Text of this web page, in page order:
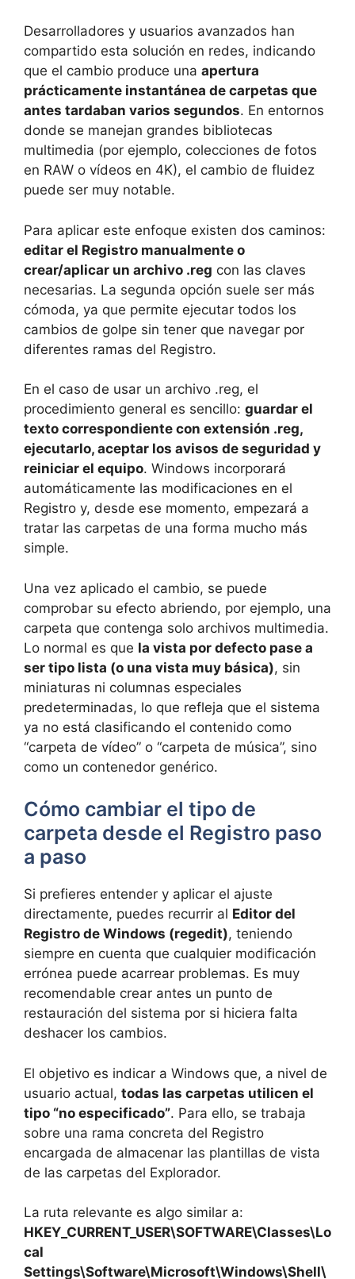
Desarrolladores y usuarios avanzados han
compartido esta solución en redes, indicando
que el cambio produce una apertura
prácticamente instantánea de carpetas que
antes tardaban varios segundos. En entornos
donde se manejan grandes bibliotecas
multimedia (por ejemplo, colecciones de fotos
en RAW o vídeos en 4K), el cambio de fluidez
puede ser muy notable.
Para aplicar este enfoque existen dos caminos:
editar el Registro manualmente o
crear/aplicar un archivo .reg con las claves
necesarias. La segunda opción suele ser más
cómoda, ya que permite ejecutar todos los
cambios de golpe sin tener que navegar por
diferentes ramas del Registro.
En el caso de usar un archivo .reg, el
procedimiento general es sencillo: guardar el
texto correspondiente con extensión .reg,
ejecutarlo, aceptar los avisos de seguridad y
reiniciar el equipo. Windows incorporará
automáticamente las modificaciones en el
Registro y, desde ese momento, empezará a
tratar las carpetas de una forma mucho más
simple.
Una vez aplicado el cambio, se puede
comprobar su efecto abriendo, por ejemplo, una
carpeta que contenga solo archivos multimedia.
Lo normal es que la vista por defecto pase a
ser tipo lista (o una vista muy básica), sin
miniaturas ni columnas especiales
predeterminadas, lo que refleja que el sistema
ya no está clasificando el contenido como
“carpeta de vídeo” o “carpeta de música”, sino
como un contenedor genérico.
Cómo cambiar el tipo de
carpeta desde el Registro paso
a paso
Si prefieres entender y aplicar el ajuste
directamente, puedes recurrir al Editor del
Registro de Windows (regedit), teniendo
siempre en cuenta que cualquier modificación
errónea puede acarrear problemas. Es muy
recomendable crear antes un punto de
restauración del sistema por si hiciera falta
deshacer los cambios.
El objetivo es indicar a Windows que, a nivel de
usuario actual, todas las carpetas utilicen el
tipo “no especificado”. Para ello, se trabaja
sobre una rama concreta del Registro
encargada de almacenar las plantillas de vista
de las carpetas del Explorador.
La ruta relevante es algo similar a:
HKEY_CURRENT_USER\SOFTWARE\Classes\Lo
cal
Settings\Software\Microsoft\Windows\Shell\